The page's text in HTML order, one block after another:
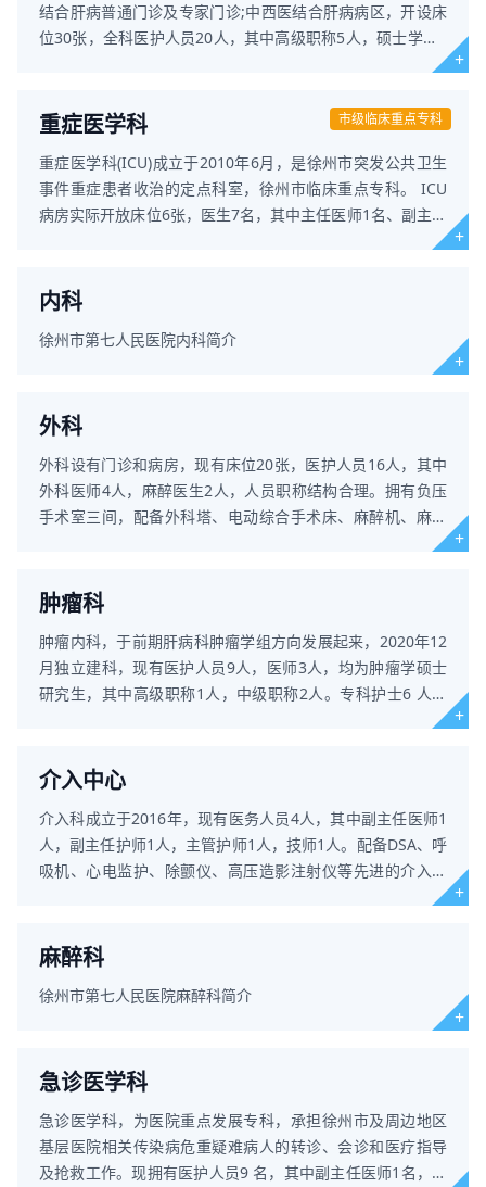
结合肝病普通门诊及专家门诊;中西医结合肝病病区，开设床
位30张，全科医护人员20人，其中高级职称5人，硕士学位3
重症医学科 市级临床重点专科
重症医学科(ICU)成立于2010年6月，是徐州市突发公共卫生
事件重症患者收治的定点科室，徐州市临床重点专科。 ICU
病房实际开放床位6张，医生7名，其中主任医师1名、副主任
内科
徐州市第七人民医院内科简介
外科
外科设有门诊和病房，现有床位20张，医护人员16人，其中
外科医师4人，麻醉医生2人，人员职称结构合理。拥有负压
手术室三间，配备外科塔、电动综合手术床、麻醉机、麻醉
肿瘤科
肿瘤内科，于前期肝病科肿瘤学组方向发展起来，2020年12
月独立建科，现有医护人员9人，医师3人，均为肿瘤学硕士
研究生，其中高级职称1人，中级职称2人。专科护士6 人，
介入中心
介入科成立于2016年，现有医务人员4人，其中副主任医师1
人，副主任护师1人，主管护师1人，技师1人。配备DSA、呼
吸机、心电监护、除颤仪、高压造影注射仪等先进的介入手
麻醉科
徐州市第七人民医院麻醉科简介
急诊医学科
急诊医学科，为医院重点发展专科，承担徐州市及周边地区
基层医院相关传染病危重疑难病人的转诊、会诊和医疗指导
及抢救工作。现拥有医护人员9 名，其中副主任医师1名，主